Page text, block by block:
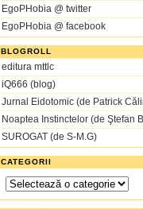
EgoPHobia @ twitter
EgoPHobia @ facebook
BLOGROLL
editura mttlc
iQ666 (blog)
Jurnal Eidotomic (de Patrick
Noaptea Instinctelor (de Ştefan
SUROGAT (de S-M.G)
CATEGORII
Categorii